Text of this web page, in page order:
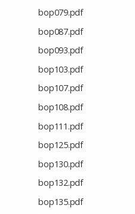
bop079.pdf
bop087.pdf
bop093.pdf
bop103.pdf
bop107.pdf
bop108.pdf
bop111.pdf
bop125.pdf
bop130.pdf
bop132.pdf
bop135.pdf